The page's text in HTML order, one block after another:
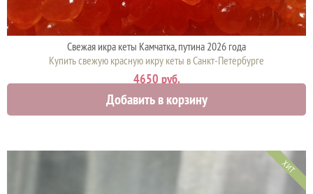
Свежая икра кеты Камчатка, путина 2026 года
Купить свежую красную икру кеты в Санкт-Петербурге
4650 руб.
Добавить в корзину
ХИТ